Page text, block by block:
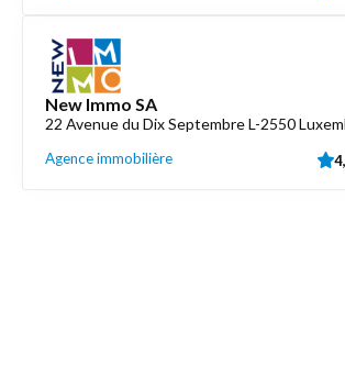
New Immo SA
22 Avenue du Dix Septembre L-2550
Agence immobilière